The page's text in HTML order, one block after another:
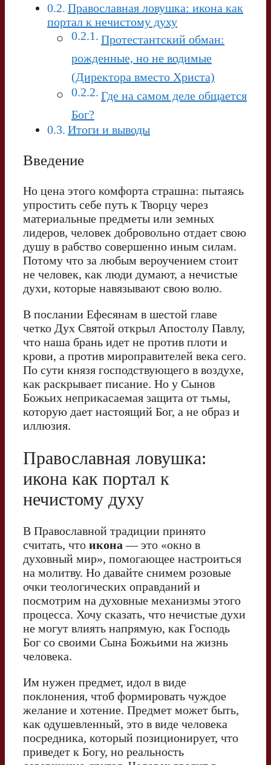
Православная ловушка: икона как
портал к нечистому духу
Протестантский обман:
рожденные, но не водимые
(Директора вместо Христа)
Где на самом деле общается
Бог?
Итоги и выводы
Введение
Но цена этого комфорта страшна: пытаясь
упростить себе путь к Творцу через
материальные предметы или земных
лидеров, человек добровольно отдает свою
душу в рабство совершенно иным силам.
Потому что за любым вероучением стоит
не человек, как люди думают, а нечистые
духи, которые навязывают свою волю.
В послании Ефесянам в шестой главе
четко Дух Святой открыл Апостолу Павлу,
что наша брань идет не против плоти и
крови, а против мироправителей века сего.
По сути князя господствующего в воздухе,
как раскрывает писание. Но у Сынов
Божьих неприкасаемая защита от тьмы,
которую дает настоящий Бог, а не образ и
иллюзия.
Православная ловушка:
икона как портал к
нечистому духу
В Православной традиции принято
считать, что икона— это «окно в
духовный мир», помогающее настроиться
на молитву. Но давайте снимем розовые
очки теологических оправданий и
посмотрим на духовные механизмы этого
процесса. Хочу сказать, что нечистые духи
не могут влиять напрямую, как Господь
Бог со своими Сына Божьими на жизнь
человека.
Им нужен предмет, идол в виде
поклонения, чтоб формировать чуждое
желание и хотение. Предмет может быть,
как одушевленный, это в виде человека
посредника, который позиционирует, что
приведет к Богу, но реальность